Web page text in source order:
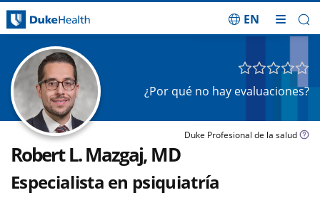
EN
¿Por qué no hay evaluaciones?
Duke Profesional de la salud
Robert L. Mazgaj, MD
Especialista en psiquiatría